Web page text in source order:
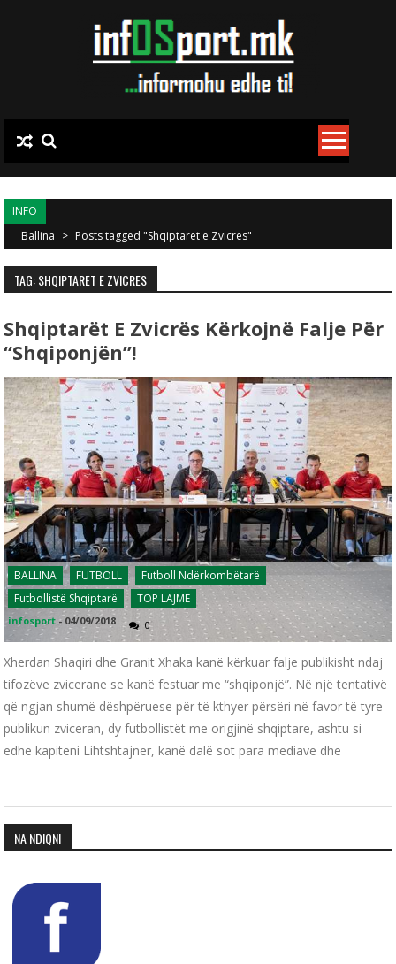
INFO
Ballina > Posts tagged "Shqiptaret e Zvicres"
TAG: SHQIPTARET E ZVICRES
Shqiptarët E Zvicrës Kërkojnë Falje Për
“shqiponjën”!
BALLINA FUTBOLL
Futboll Ndërkombëtarë
Futbollistë Shqiptarë
TOP LAJME
infosport - 04/09/2018 0
Xherdan Shaqiri dhe Granit Xhaka kanë kërkuar falje publikisht ndaj
tifozëve zvicerane se kanë festuar me “shqiponjë”. Në një tentativë
që ngjan shumë dëshpëruese për të kthyer përsëri në favor të tyre
publikun zviceran, dy futbollistët me origjinë shqiptare, ashtu si
edhe kapiteni Lihtshtajner, kanë dalë sot para mediave dhe
NA NDIQNI